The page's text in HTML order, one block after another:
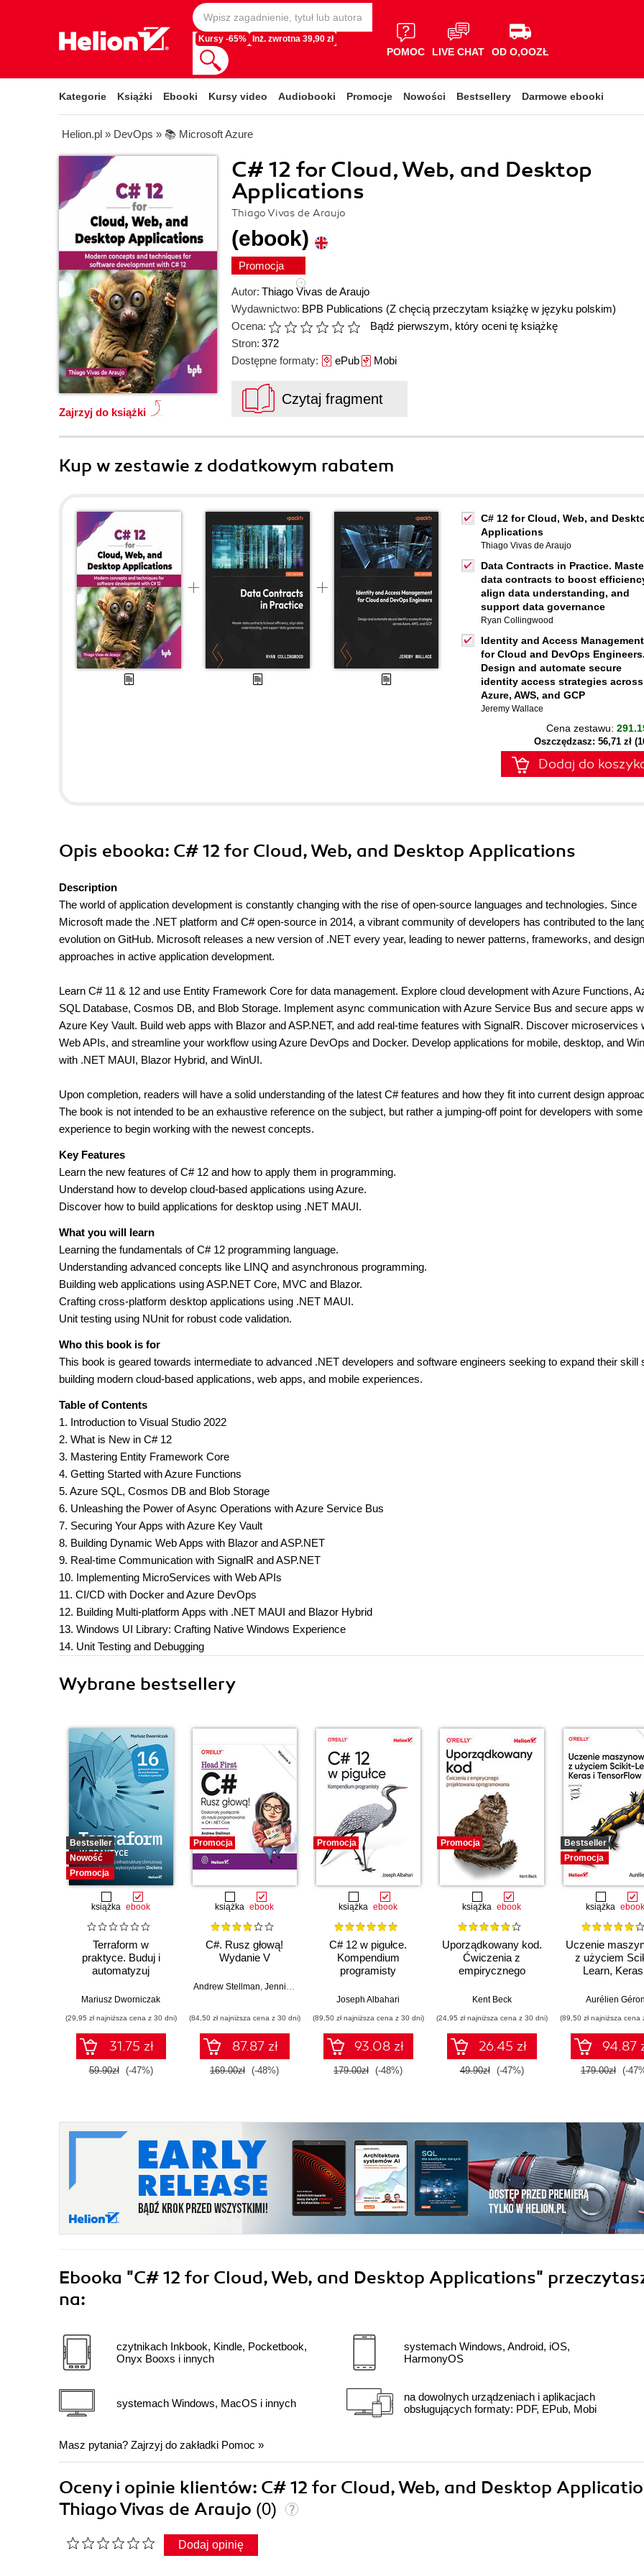
Kursy -65% Inż. zwrotna 39,90 zł
POMOC LIVE CHAT OD O,OOZŁ
Kategorie Książki Ebooki Kursy video Audiobooki Promocje Nowości Bestsellery Darmowe ebooki
Helion.pl » DevOps » 📚 Microsoft Azure
C# 12 for Cloud, Web, and Desktop
Applications
Thiago Vivas de Araujo
(ebook)
Promocja
Zajrzyj do książki
Autor: Thiago Vivas de Araujo
Wydawnictwo: BPB Publications (Z chęcią przeczytam książkę w języku polskim)
Ocena:
Bądź pierwszym, który oceni tę książkę
Stron: 372
Dostępne formaty: ePubMobi
Czytaj fragment
Kup w zestawie z dodatkowym rabatem
C# 12 for Cloud, Web, and
Applications
Thiago Vivas de Araujo
Data Contracts in Practice.
data contracts to boost
align data understanding, and
support data governance
Ryan Collingwood
Identity and Access Management
for Cloud and DevOps Engineers.
Design and automate secure
identity access strategies across
Azure, AWS, and GCP
Jeremy Wallace
Cena zestawu:
Oszczędzasz: 56,71 zł
Dodaj do
Opis ebooka: C# 12 for Cloud, Web, and Desktop Applications
Description
The world of application development is constantly changing with the rise of open-source languages and technologies. Since
Microsoft made the .NET platform and C# open-source in 2014, a vibrant community of developers has contributed to the
evolution on GitHub. Microsoft releases a new version of .NET every year, leading to newer patterns, frameworks, and design
approaches in active application development.
Learn C# 11 & 12 and use Entity Framework Core for data management. Explore cloud development with Azure Functions,
SQL Database, Cosmos DB, and Blob Storage. Implement async communication with Azure Service Bus and secure apps
Azure Key Vault. Build web apps with Blazor and ASP.NET, and add real-time features with SignalR. Discover microservices
Web APIs, and streamline your workflow using Azure DevOps and Docker. Develop applications for mobile, desktop, and
with .NET MAUI, Blazor Hybrid, and WinUI.
Upon completion, readers will have a solid understanding of the latest C# features and how they fit into current design
The book is not intended to be an exhaustive reference on the subject, but rather a jumping-off point for developers with some
experience to begin working with the newest concepts.
Key Features
Learn the new features of C# 12 and how to apply them in programming.
Understand how to develop cloud-based applications using Azure.
Discover how to build applications for desktop using .NET MAUI.
What you will learn
Learning the fundamentals of C# 12 programming language.
Understanding advanced concepts like LINQ and asynchronous programming.
Building web applications using ASP.NET Core, MVC and Blazor.
Crafting cross-platform desktop applications using .NET MAUI.
Unit testing using NUnit for robust code validation.
Who this book is for
This book is geared towards intermediate to advanced .NET developers and software engineers seeking to expand their skill
building modern cloud-based applications, web apps, and mobile experiences.
Table of Contents
1. Introduction to Visual Studio 2022
2. What is New in C# 12
3. Mastering Entity Framework Core
4. Getting Started with Azure Functions
5. Azure SQL, Cosmos DB and Blob Storage
6. Unleashing the Power of Async Operations with Azure Service Bus
7. Securing Your Apps with Azure Key Vault
8. Building Dynamic Web Apps with Blazor and ASP.NET
9. Real-time Communication with SignalR and ASP.NET
10. Implementing MicroServices with Web APIs
11. CI/CD with Docker and Azure DevOps
12. Building Multi-platform Apps with .NET MAUI and Blazor Hybrid
13. Windows UI Library: Crafting Native Windows Experience
14. Unit Testing and Debugging
Wybrane bestsellery
Bestseller
Nowość
Promocja
książka ebook
Terraform w
praktyce. Buduj i
automatyzuj
chmurową oraz
wykorzystaniem
Dockera
Mariusz Dworniczak
(29,95 zł najniższa cena z 30 dni)
31.75 zł
59.90zł (-47%)
Promocja
książka ebook
C#. Rusz głową!
Wydanie V
Andrew Stellman, Jennifer Greene
(84,50 zł najniższa cena z 30 dni)
87.87 zł
169.00zł (-48%)
Promocja
książka ebook
C# 12 w pigułce.
Kompendium
programisty
Joseph Albahari
(89,50 zł najniższa cena z 30 dni)
93.08 zł
179.00zł (-48%)
Promocja
książka ebook
Uporządkowany kod.
Ćwiczenia z
empirycznego
oprogramowania
Kent Beck
(24,95 zł najniższa cena z 30 dni)
26.45 zł
49.90zł (-47%)
Bestseller
Promocja
książka ebook
Uczenie
z użyciem
Learn,
III
Aurélien Géron
(89,50 zł najniższa cena
94.87
179.00zł (-
Ebooka "C# 12 for Cloud, Web, and Desktop Applications"
na:
czytnikach Inkbook, Kindle, Pocketbook,
Onyx Booxs i innych
systemach Windows, MacOS i innych
systemach Windows, Android, iOS,
HarmonyOS
na dowolnych urządzeniach i aplikacjach
obsługujących formaty: PDF, EPub, Mobi
Masz pytania? Zajrzyj do zakładki Pomoc »
Oceny i opinie klientów: C# 12 for Cloud, Web, and Desktop
Thiago Vivas de Araujo (0)
Dodaj opinię